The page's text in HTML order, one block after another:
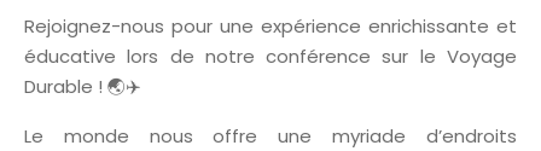
Rejoignez-nous pour une expérience enrichissante et
éducative lors de notre conférence sur le Voyage
Durable ! 🌏✈️
Le monde nous offre une myriade d’endroits